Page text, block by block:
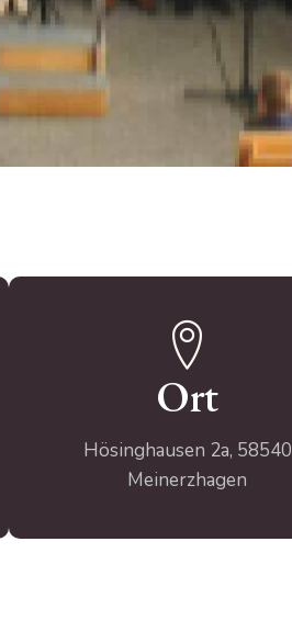
Ort
Hösinghausen 2a, 58540
Meinerzhagen